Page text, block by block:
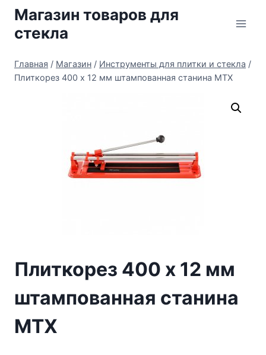
Перейти
содержимому
Магазин товаров для
стекла
Главная / Магазин / Инструменты для плитки и стекла /
Плиткорез 400 х 12 мм штампованная станина MTX
Плиткорез 400 х 12 мм
штампованная станина
MTX